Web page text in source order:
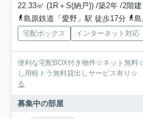
22.33㎡ (1R＋S(納戸)) /築2年 /2階建
島原鉄道「愛野」駅 徒歩17分
島
宅配ボックス インターネット対応
便利な宅配BOX付き物件☆ネット無料
し用軽トラ無料貸出しサービス有り
る
募集中の部屋